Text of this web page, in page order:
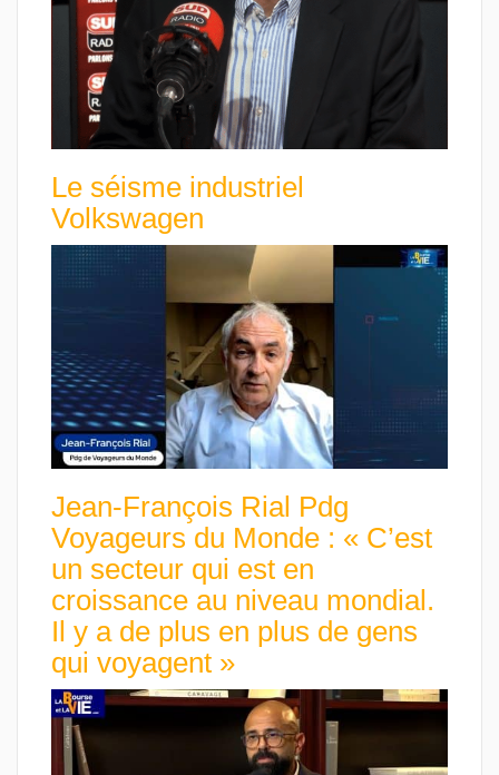
Le séisme industriel
Volkswagen
Jean-François Rial Pdg
Voyageurs du Monde : « C’est
un secteur qui est en
croissance au niveau mondial.
Il y a de plus en plus de gens
qui voyagent »